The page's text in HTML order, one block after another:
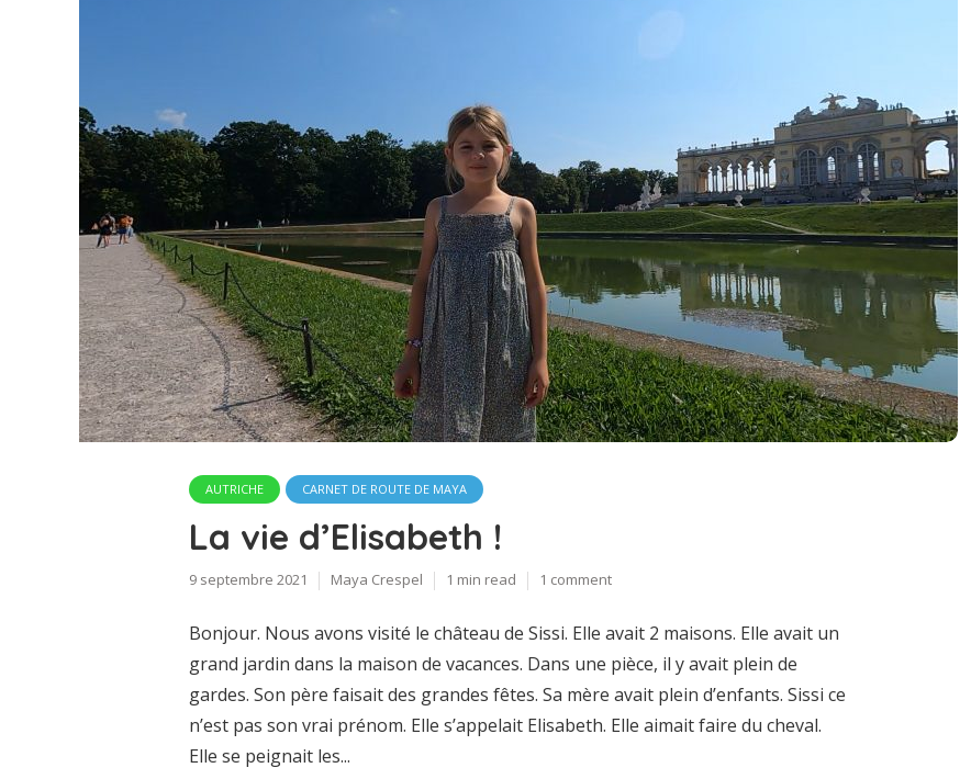
AUTRICHE CARNET DE ROUTE DE MAYA
La vie d’Elisabeth !
9 septembre 2021 Maya Crespel 1 min read 1 comment
Bonjour. Nous avons visité le château de Sissi. Elle avait 2 maisons. Elle avait un
grand jardin dans la maison de vacances. Dans une pièce, il y avait plein de
gardes. Son père faisait des grandes fêtes. Sa mère avait plein d’enfants. Sissi ce
n’est pas son vrai prénom. Elle s’appelait Elisabeth. Elle aimait faire du cheval.
Elle se peignait les...